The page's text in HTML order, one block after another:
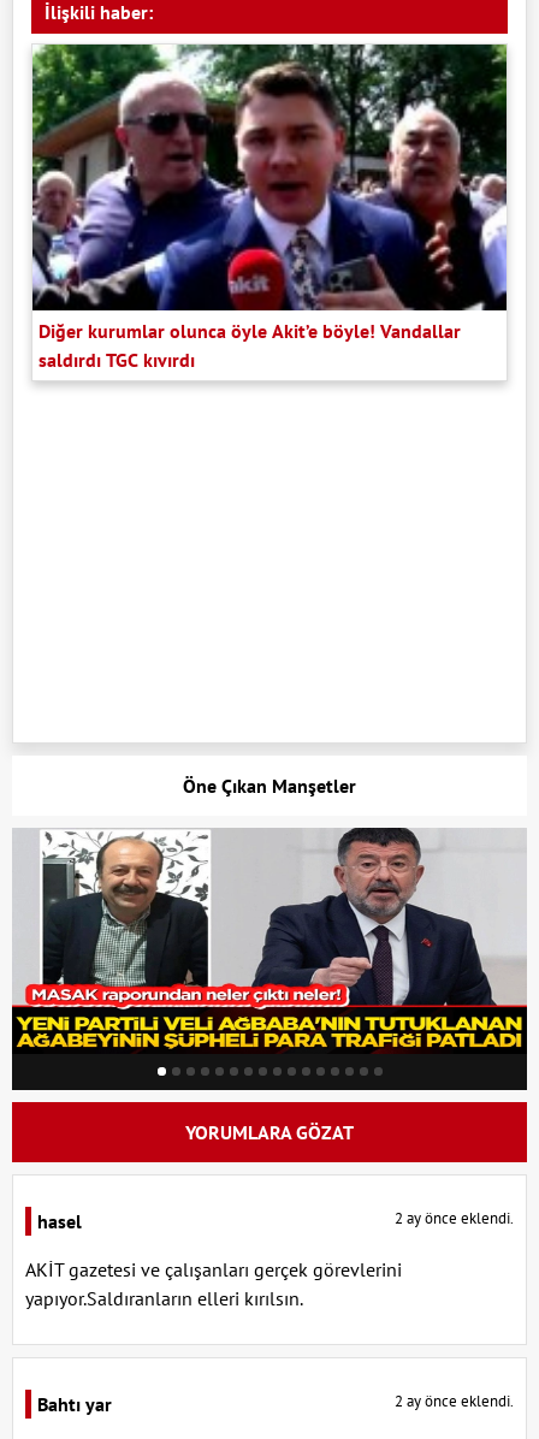
İlişkili haber:
Diğer kurumlar olunca öyle Akit’e böyle! Vandallar
saldırdı TGC kıvırdı
Öne Çıkan Manşetler
YORUMLARA GÖZAT
hasel 2 ay önce eklendi.
AKİT gazetesi ve çalışanları gerçek görevlerini
yapıyor.Saldıranların elleri kırılsın.
Bahtı yar 2 ay önce eklendi.